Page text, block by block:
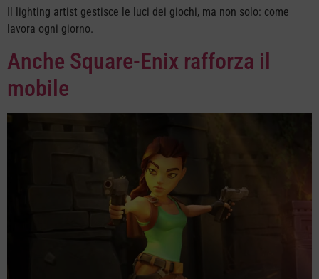
Il lighting artist gestisce le luci dei giochi, ma non solo: come
lavora ogni giorno.
Anche Square-Enix rafforza il
mobile